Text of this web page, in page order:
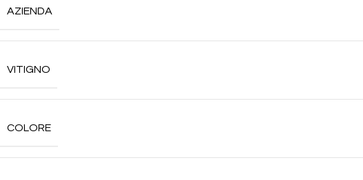
AZIENDA
VITIGNO
COLORE